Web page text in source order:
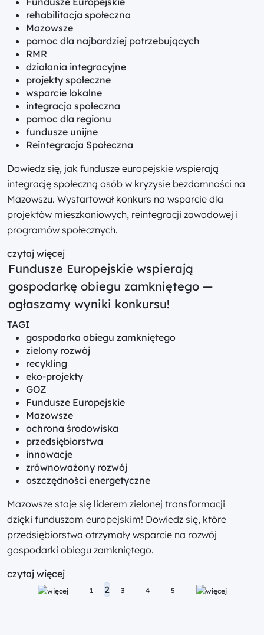
rehabilitacja społeczna
Mazowsze
pomoc dla najbardziej potrzebujących
RMR
działania integracyjne
projekty społeczne
wsparcie lokalne
integracja społeczna
pomoc dla regionu
fundusze unijne
Reintegracja Społeczna
Dowiedz się, jak fundusze europejskie wspierają
integrację społeczną osób w kryzysie bezdomności na
Mazowszu. Wystartował konkurs na wsparcie dla
projektów mieszkaniowych, reintegracji zawodowej i
programów społecznych.
czytaj więcej
Fundusze Europejskie wspierają
gospodarkę obiegu zamkniętego —
ogłaszamy wyniki konkursu!
TAGI
gospodarka obiegu zamkniętego
zielony rozwój
recykling
eko-projekty
GOZ
Fundusze Europejskie
Mazowsze
ochrona środowiska
przedsiębiorstwa
innowacje
zrównoważony rozwój
oszczędności energetyczne
Mazowsze staje się liderem zielonej transformacji
dzięki funduszom europejskim! Dowiedz się, które
przedsiębiorstwa otrzymały wsparcie na rozwój
gospodarki obiegu zamkniętego.
czytaj więcej
Posts navigation
1 2 3 4 5